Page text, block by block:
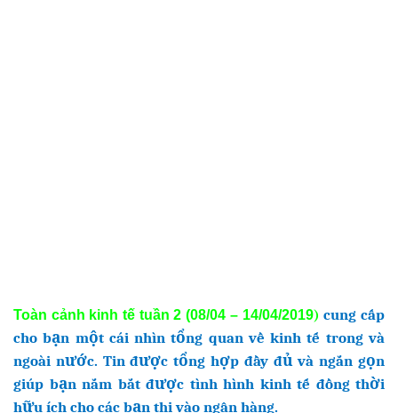
Toàn cảnh kinh tế tuần 2 (08/04 – 14/04/2019)cung cấp
cho bạn một cái nhìn tổng quan về kinh tế trong và
ngoài nước. Tin được tổng hợp đầy đủ và ngắn gọn
giúp bạn nắm bắt được tình hình kinh tế đồng thời
hữu ích cho các bạn thi vào ngân hàng.